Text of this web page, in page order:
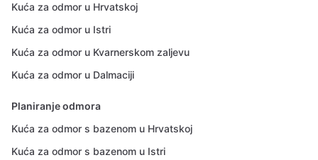
Kuća za odmor u Hrvatskoj
Kuća za odmor u Istri
Kuća za odmor u Kvarnerskom zaljevu
Kuća za odmor u Dalmaciji
Planiranje odmora
Kuća za odmor s bazenom u Hrvatskoj
Kuća za odmor s bazenom u Istri